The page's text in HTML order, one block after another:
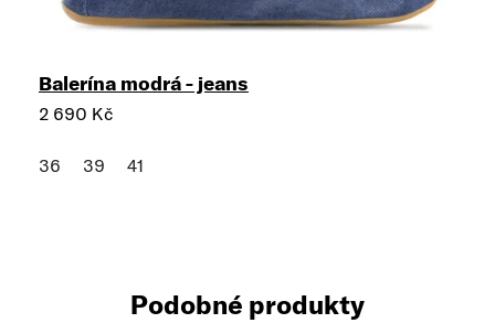
Balerína modrá - jeans
2 690 Kč
36 39 41
Podobné produkty